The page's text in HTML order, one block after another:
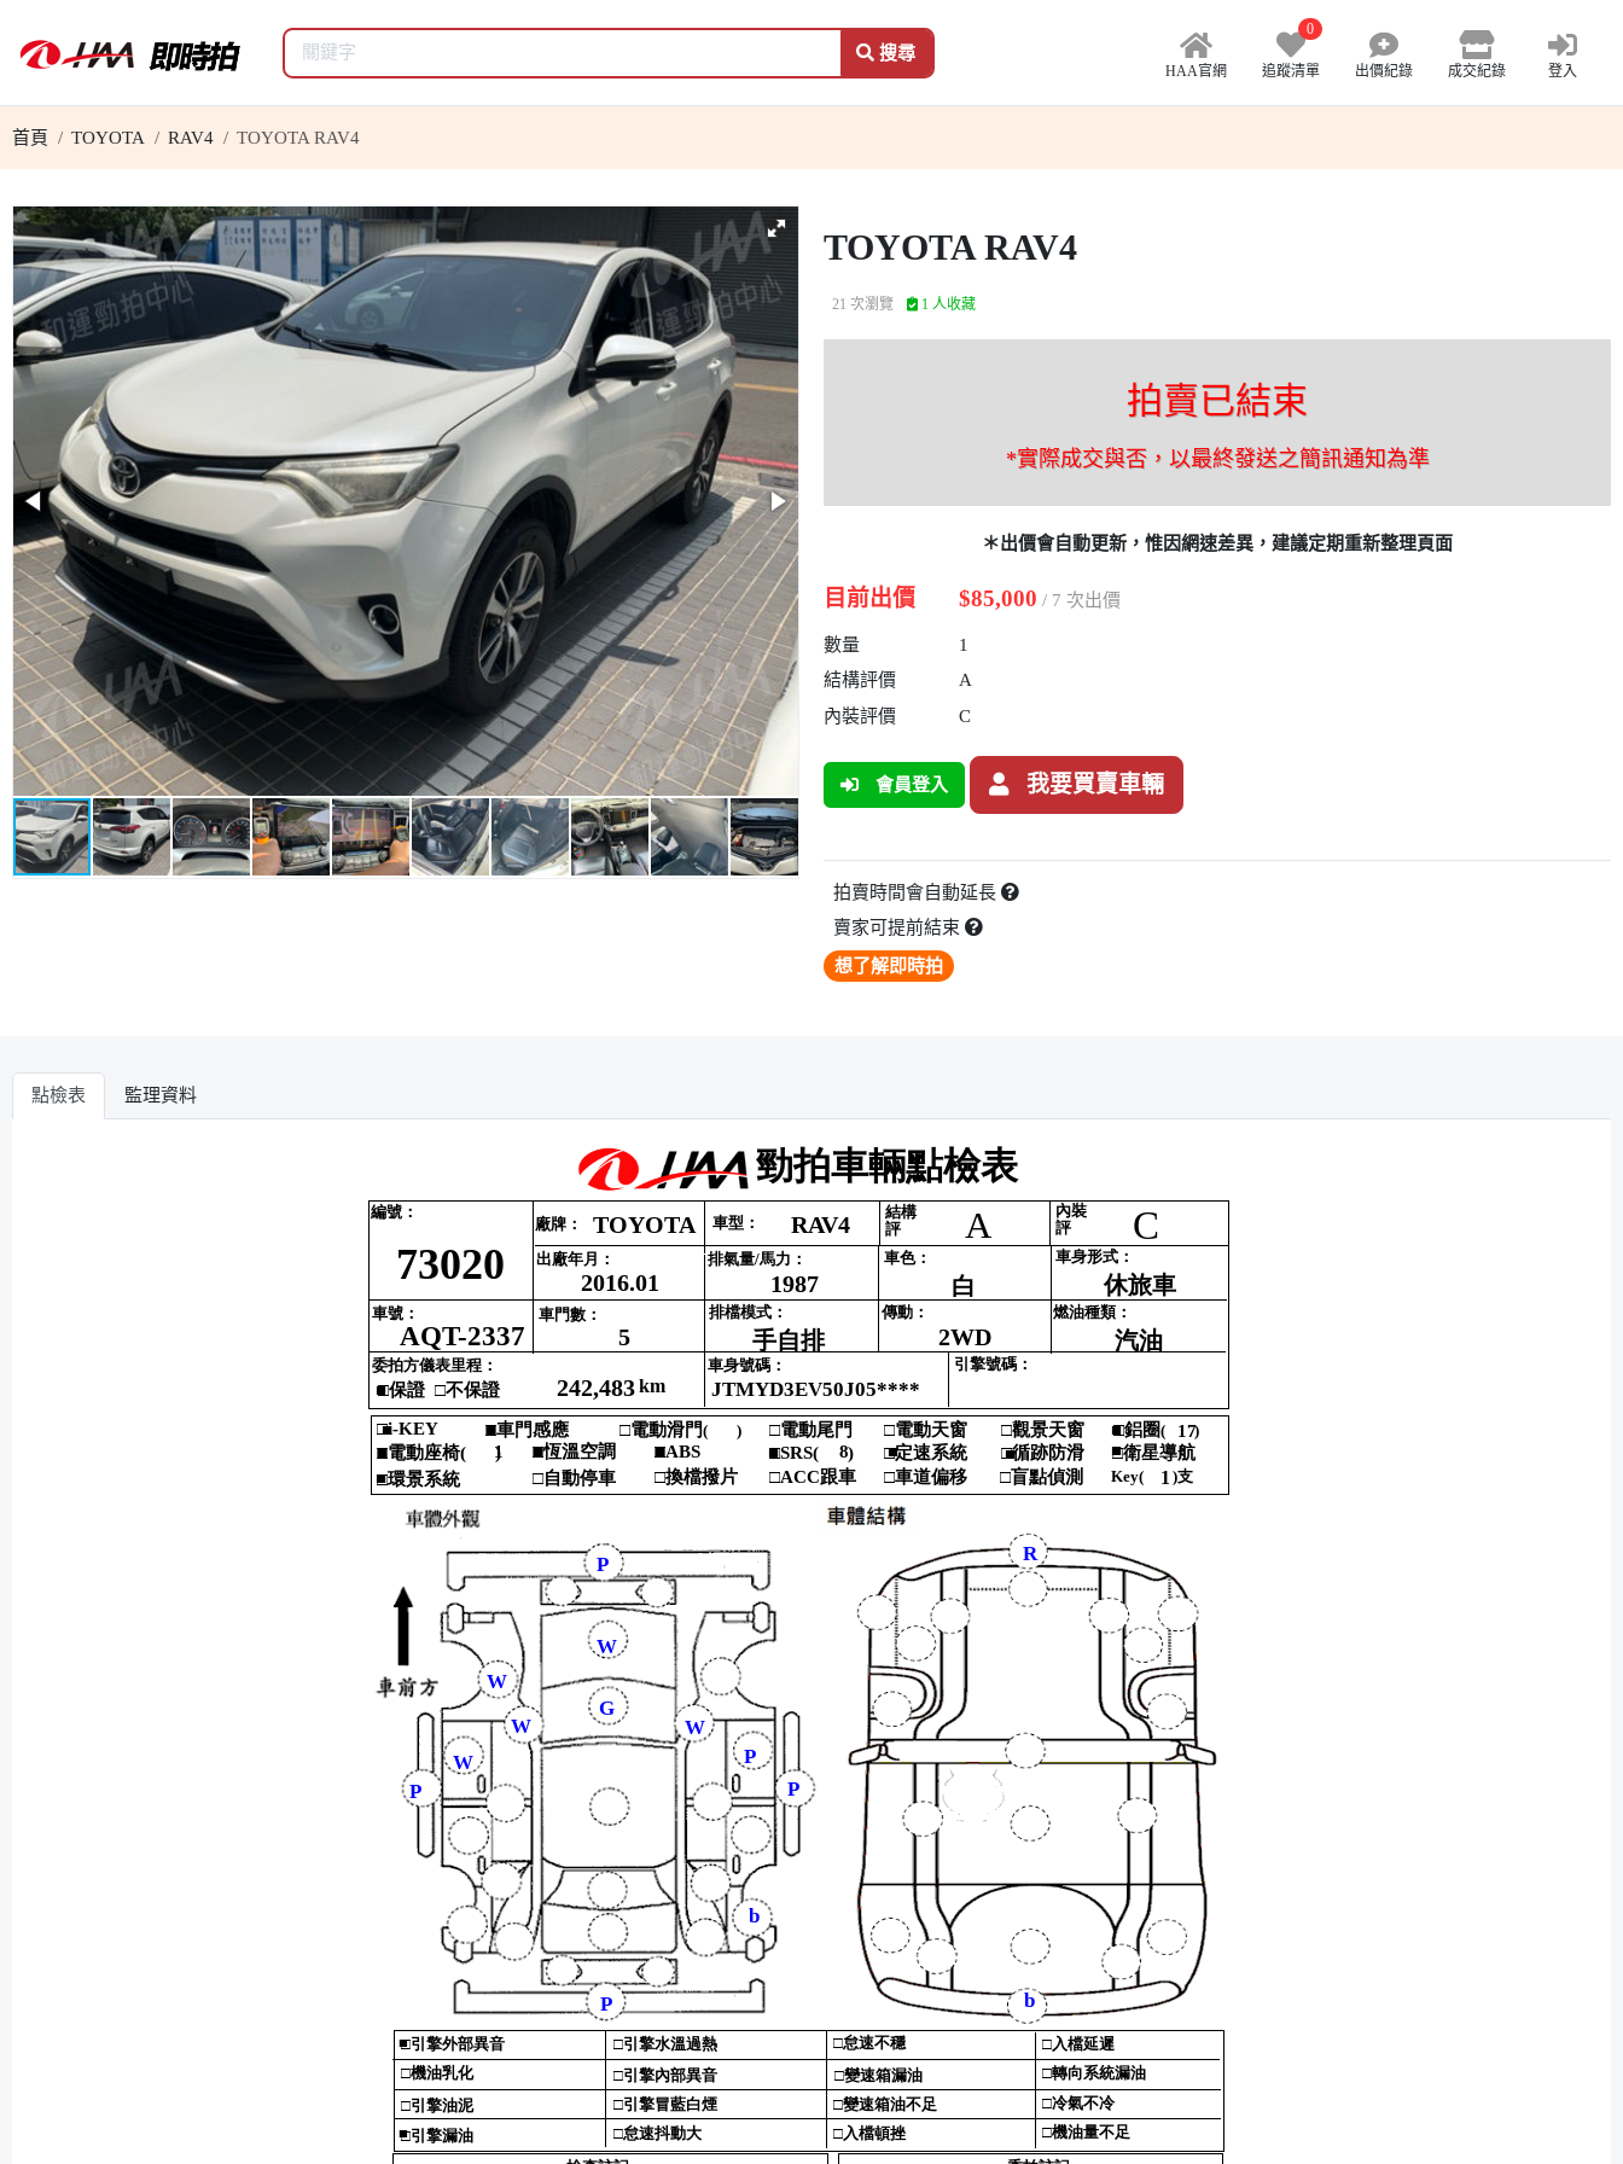
搜尋
HAA官網
0
追蹤清單 出價紀錄 成交紀錄 登入
首頁 TOYOTA RAV4 TOYOTA RAV4
TOYOTA RAV4
21 次瀏覽 1 人收藏
拍賣已結束
*實際成交與否，以最終發送之簡訊通知為準
＊出價會自動更新，惟因網速差異，建議定期重新整理頁面
目前出價 $85,000 / 7 次出價
數量
1
結構評價
A
內裝評價
C
會員登入 我要買賣車輛
拍賣時間會自動延長
賣家可提前結束
想了解即時拍
點檢表 監理資料